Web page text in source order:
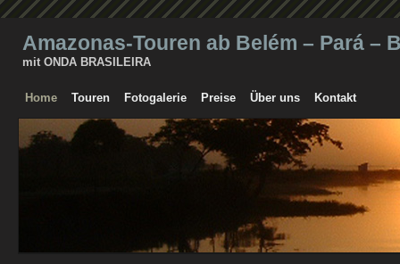
Amazonas-Touren ab Belém – Pará –
mit ONDA BRASILEIRA
Home Touren Fotogalerie Preise Über uns Kontakt